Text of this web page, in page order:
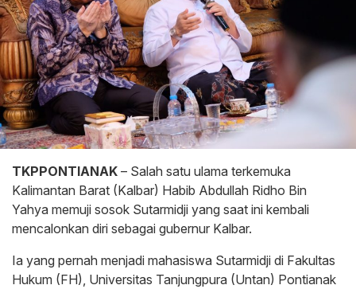
TKPPONTIANAK – Salah satu ulama terkemuka
Kalimantan Barat (Kalbar) Habib Abdullah Ridho Bin
Yahya memuji sosok Sutarmidji yang saat ini kembali
mencalonkan diri sebagai gubernur Kalbar.
Ia yang pernah menjadi mahasiswa Sutarmidji di Fakultas
Hukum (FH), Universitas Tanjungpura (Untan) Pontianak